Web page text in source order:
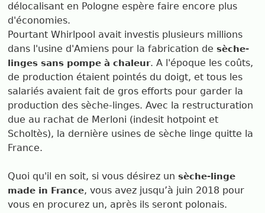
délocalisant en Pologne espère faire encore plus
d'économies.
Pourtant Whirlpool avait investis plusieurs millions
dans l'usine d'Amiens pour la fabrication desèche-
linges sans pompe à chaleur. A l'époque les coûts,
de production étaient pointés du doigt, et tous les
salariés avaient fait de gros efforts pour garder la
production des sèche-linges. Avec la restructuration
due au rachat de Merloni (indesit hotpoint et
Scholtès), la dernière usines de sèche linge quitte la
France.
Quoi qu'il en soit, si vous désirez unsèche-linge
made in France, vous avez jusqu’à juin 2018 pour
vous en procurez un, après ils seront polonais.